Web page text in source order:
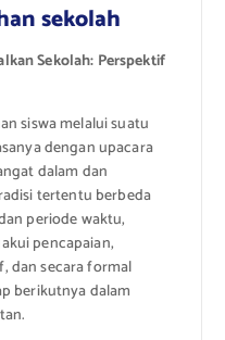
sekolah
Sekolah: Perspektif
siswa melalui suatu
dengan upacara
dalam dan
tertentu berbeda
periode waktu,
pencapaian,
dan secara formal
berikutnya dalam